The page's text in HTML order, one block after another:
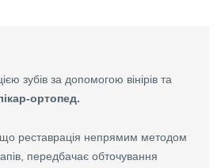
зубів за допомогою вінірів та
ортопед.
реставрація непрямим методом
передбачає обточування